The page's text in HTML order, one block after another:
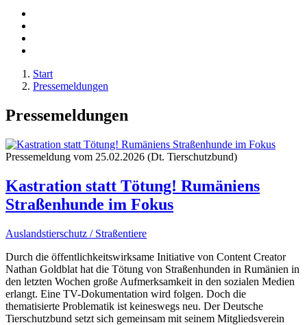
Start
Pressemeldungen
Pressemeldungen
Pressemeldung vom 25.02.2026 (Dt. Tierschutzbund)
Kastration statt Tötung! Rumäniens
Straßenhunde im Fokus
Auslandstierschutz / Straßentiere
Durch die öffentlichkeitswirksame Initiative von Content Creator
Nathan Goldblat hat die Tötung von Straßenhunden in Rumänien in
den letzten Wochen große Aufmerksamkeit in den sozialen Medien
erlangt. Eine TV-Dokumentation wird folgen. Doch die
thematisierte Problematik ist keineswegs neu. Der Deutsche
Tierschutzbund setzt sich gemeinsam mit seinem Mitgliedsverein